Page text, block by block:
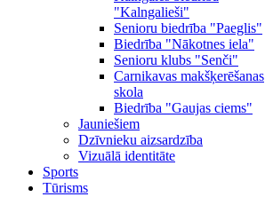
"Kalngalieši"
Senioru biedrība "Paeglis"
Biedrība "Nākotnes iela"
Senioru klubs "Senči"
Carnikavas makšķerēšanas
skola
Biedrība "Gaujas ciems"
Jauniešiem
Dzīvnieku aizsardzība
Vizuālā identitāte
Sports
Tūrisms